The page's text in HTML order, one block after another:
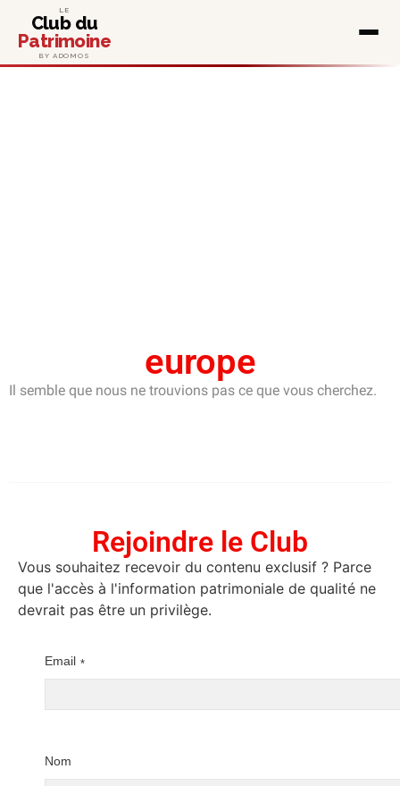
LE
Club du
Patrimoine
BY ADOMOS
europe
Il semble que nous ne trouvions pas ce que vous cherchez.
Rejoindre le Club
Vous souhaitez recevoir du contenu exclusif ? Parce
que l'accès à l'information patrimoniale de qualité ne
devrait pas être un privilège.
Email *
Nom